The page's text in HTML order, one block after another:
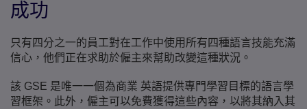
成功
只有四分之一的員工對在工作中使用所有四種語言技能充滿
信心，他們正在求助於僱主來幫助改變這種狀況。
該 GSE 是唯一一個為商業 英語提供專門學習目標的語言學
習框架。此外，僱主可以免費獲得這些內容，以將其納入其